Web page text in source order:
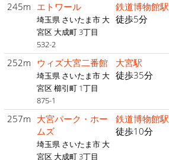
245m エトワール
埼玉県 さいたま市 大
宮区 大成町 3丁目
532-2
鉄道博物館駅
徒歩5分
252m ウィズ大宮二番館
埼玉県 さいたま市 大
宮区 櫛引町 1丁目
875-1
大宮駅
徒歩35分
257m 大宮パーク・ホー
ムズ
埼玉県 さいたま市 大
宮区 大成町 3丁目
鉄道博物館駅
徒歩10分